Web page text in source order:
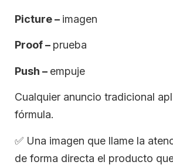
Picture – imagen
Proof – prueba
Push – empuje
Cualquier anuncio tradicional
fórmula.
✅ Una imagen que llame la
de forma directa el producto